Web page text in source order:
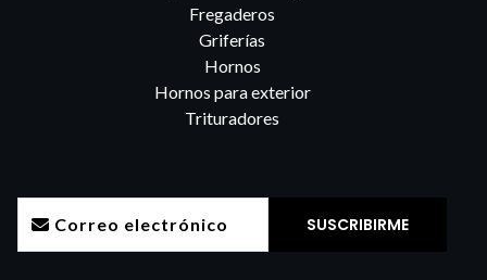
Fregaderos
Griferías
Hornos
Hornos para exterior
Trituradores